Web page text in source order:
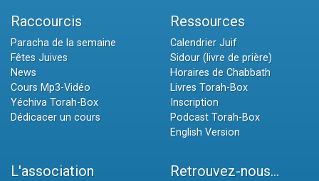
Raccourcis
Paracha de la semaine
Fêtes Juives
News
Cours Mp3-Vidéo
Yéchiva Torah-Box
Dédicacer un cours
Ressources
Calendrier Juif
Sidour (livre de prière)
Horaires de Chabbath
Livres Torah-Box
Inscription
Podcast Torah-Box
English Version
L'association Retrouvez-nous...